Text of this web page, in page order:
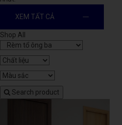
XEM TẤT CẢ
Shop All
Search product